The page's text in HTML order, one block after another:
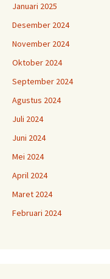
Januari 2025
Desember 2024
November 2024
Oktober 2024
September 2024
Agustus 2024
Juli 2024
Juni 2024
Mei 2024
April 2024
Maret 2024
Februari 2024